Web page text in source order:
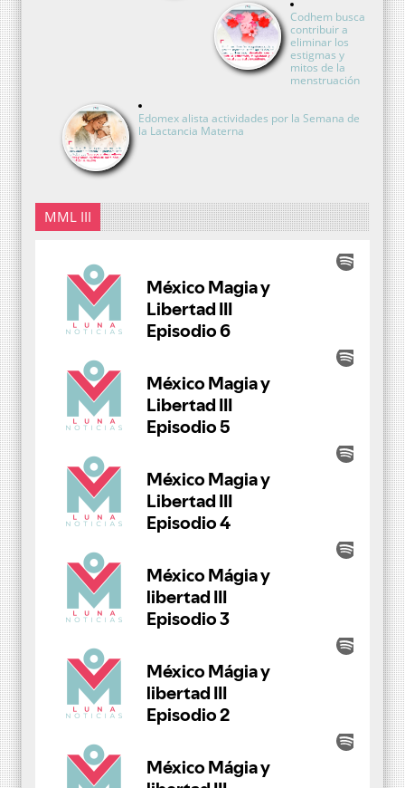
Codhem busca
contribuir a
eliminar los
estigmas y
mitos de la
menstruación
Edomex alista actividades por la Semana de
la Lactancia Materna
MML III